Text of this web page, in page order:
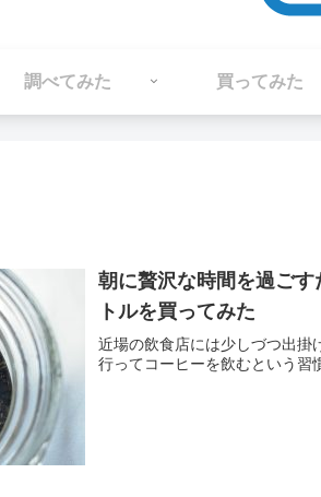
調べてみた 買ってみた
朝に贅沢な時間を過ご
トルを買ってみた
近場の飲食店には少しづつ出掛
行ってコーヒーを飲むという習